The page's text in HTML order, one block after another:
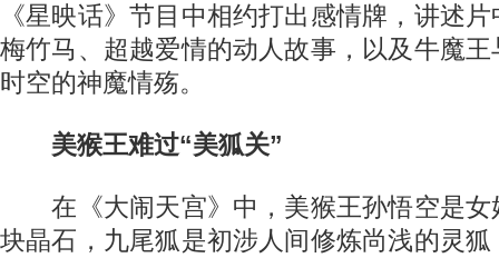
《星映话》节目中相约打出感情牌，讲述
梅竹马、超越爱情的动人故事，以及牛魔
时空的神魔情殇。
美猴王难过“美狐关”
在《大闹天宫》中，美猴王孙悟空是女
块晶石，九尾狐是初涉人间修炼尚浅的灵